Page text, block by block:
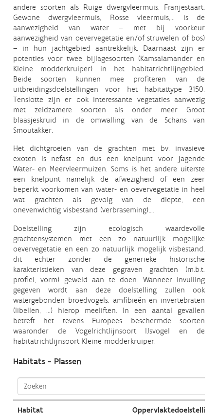
andere soorten als Ruige dwergvleermuis, Franjestaart,
Gewone dwergvleermuis, Rosse vleermuis,... is de
aanwezigheid van water – met bij voorkeur
aanwezigheid van oevervegetatie en/of struwelen of bos)
– in hun jachtgebied aantrekkelijk. Daarnaast zijn er
potenties voor twee bijlagesoorten (Kamsalamander en
Kleine modderkruiper) in het habitatrichtlijngebied.
Beide soorten kunnen mee profiteren van de
uitbreidingsdoelstellingen voor het habitattype 3150.
Tenslotte zijn er ook interessante vegetaties aanwezig
met zeldzamere soorten als onder meer Groot
blaasjeskruid in de omwalling van de Schans van
Smoutakker.
Het dichtgroeien van de grachten met bv. invasieve
exoten is nefast en dus een knelpunt voor jagende
Water- en Meervleermuizen. Soms is het andere uiterste
een knelpunt namelijk de afwezigheid of een zeer
beperkt voorkomen van water- en oevervegetatie in heel
wat grachten als gevolg van de diepte, een
onevenwichtig visbestand (verbraseming),…
Doelstelling zijn ecologisch waardevolle
grachtensystemen met een zo natuurlijk mogelijke
oevervegetatie en een zo natuurlijk mogelijk visbestand,
dit echter zonder de generieke historische
karakteristieken van deze gegraven grachten (m.b.t.
profiel, vorm) geweld aan te doen. Wanneer invulling
gegeven wordt aan deze doelstelling zullen ook
watergebonden broedvogels, amfibieën en invertebraten
(libellen, …) hierop meeliften. In een aantal gevallen
betreft het tevens Europees beschermde soorten
waaronder de Vogelrichtlijnsoort IJsvogel en de
habitatrichtlijnsoort Kleine modderkruiper.
Habitats - Plassen
Habitat Oppervlaktedoelstelling